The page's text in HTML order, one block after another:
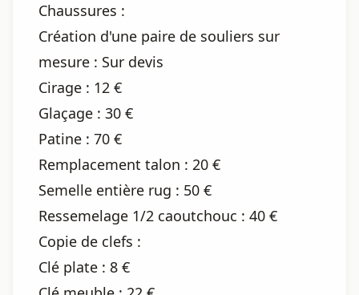
Chaussures :
Création d'une paire de souliers sur
mesure : Sur devis
Cirage : 12 €
Glaçage : 30 €
Patine : 70 €
Remplacement talon : 20 €
Semelle entière rug : 50 €
Ressemelage 1/2 caoutchouc : 40 €
Copie de clefs :
Clé plate : 8 €